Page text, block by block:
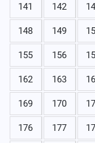
141 142
148 149
155 156
162 163
169 170
176 177